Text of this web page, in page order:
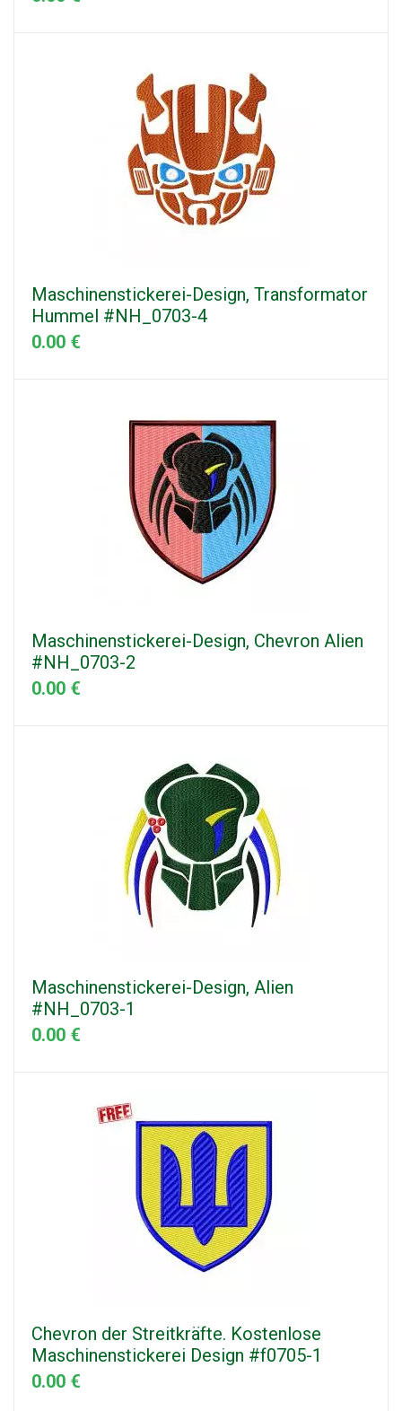
Maschinenstickerei-Design, Transformator
Hummel #NH_0703-4
0.00 €
Maschinenstickerei-Design, Chevron Alien
#NH_0703-2
0.00 €
Maschinenstickerei-Design, Alien
#NH_0703-1
0.00 €
Chevron der Streitkräfte. Kostenlose
Maschinenstickerei Design #f0705-1
0.00 €